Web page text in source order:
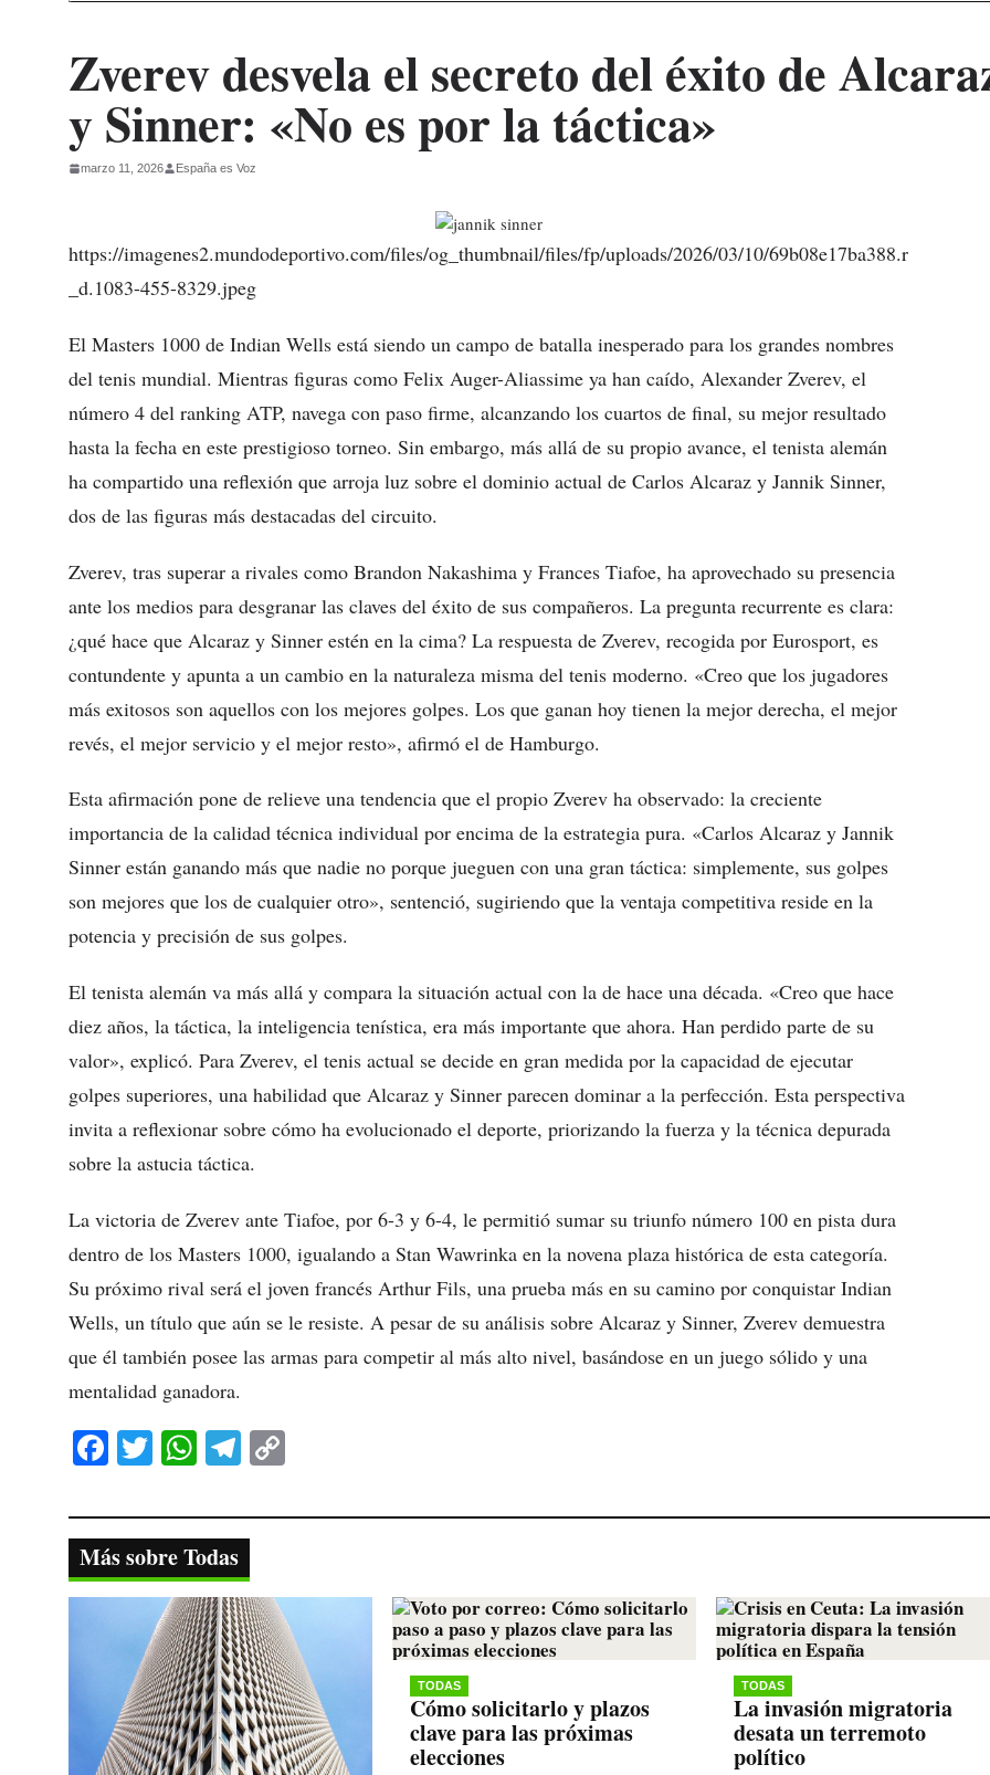
Zverev desvela el secreto del éxito de
y Sinner: «No es por la táctica»
marzo 11, 2026 España es Voz
https://imagenes2.mundodeportivo.com/files/og_thumbnail/files/fp/uploads/2026/03/10/69b08e17ba388.r
_d.1083-455-8329.jpeg
El Masters 1000 de Indian Wells está siendo un campo de batalla inesperado para los grandes nombres
del tenis mundial. Mientras figuras como Felix Auger-Aliassime ya han caído, Alexander Zverev, el
número 4 del ranking ATP, navega con paso firme, alcanzando los cuartos de final, su mejor resultado
hasta la fecha en este prestigioso torneo. Sin embargo, más allá de su propio avance, el tenista alemán
ha compartido una reflexión que arroja luz sobre el dominio actual de Carlos Alcaraz y Jannik Sinner,
dos de las figuras más destacadas del circuito.
Zverev, tras superar a rivales como Brandon Nakashima y Frances Tiafoe, ha aprovechado su presencia
ante los medios para desgranar las claves del éxito de sus compañeros. La pregunta recurrente es clara:
¿qué hace que Alcaraz y Sinner estén en la cima? La respuesta de Zverev, recogida por Eurosport, es
contundente y apunta a un cambio en la naturaleza misma del tenis moderno. «Creo que los jugadores
más exitosos son aquellos con los mejores golpes. Los que ganan hoy tienen la mejor derecha, el mejor
revés, el mejor servicio y el mejor resto», afirmó el de Hamburgo.
Esta afirmación pone de relieve una tendencia que el propio Zverev ha observado: la creciente
importancia de la calidad técnica individual por encima de la estrategia pura. «Carlos Alcaraz y Jannik
Sinner están ganando más que nadie no porque jueguen con una gran táctica: simplemente, sus golpes
son mejores que los de cualquier otro», sentenció, sugiriendo que la ventaja competitiva reside en la
potencia y precisión de sus golpes.
El tenista alemán va más allá y compara la situación actual con la de hace una década. «Creo que hace
diez años, la táctica, la inteligencia tenística, era más importante que ahora. Han perdido parte de su
valor», explicó. Para Zverev, el tenis actual se decide en gran medida por la capacidad de ejecutar
golpes superiores, una habilidad que Alcaraz y Sinner parecen dominar a la perfección. Esta perspectiva
invita a reflexionar sobre cómo ha evolucionado el deporte, priorizando la fuerza y la técnica depurada
sobre la astucia táctica.
La victoria de Zverev ante Tiafoe, por 6-3 y 6-4, le permitió sumar su triunfo número 100 en pista dura
dentro de los Masters 1000, igualando a Stan Wawrinka en la novena plaza histórica de esta categoría.
Su próximo rival será el joven francés Arthur Fils, una prueba más en su camino por conquistar Indian
Wells, un título que aún se le resiste. A pesar de su análisis sobre Alcaraz y Sinner, Zverev demuestra
que él también posee las armas para competir al más alto nivel, basándose en un juego sólido y una
mentalidad ganadora.
Fa
bo
ok
T
tte
r
W
ts
A
pp
Te
gr
a
m
y
nk
Más sobre Todas
TODAS
Cómo solicitarlo y plazos
clave para las próximas
elecciones
TODAS
La invasión migratoria
desata un terremoto
político